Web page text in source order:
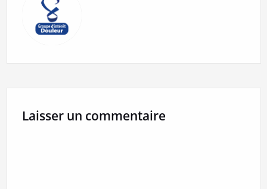
Laisser un commentaire